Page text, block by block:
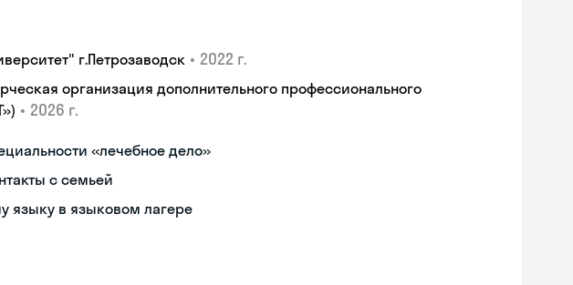
г.Петрозаводск • 2022 г.
организация дополнительного профессионального
• 2026 г.
«лечебное дело»
с семьей
языку в языковом лагере